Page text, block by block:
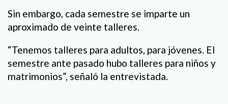
Sin embargo, cada semestre se imparte un
aproximado de veinte talleres.
“Tenemos talleres para adultos, para jóvenes. El
semestre ante pasado hubo talleres para niños y
matrimonios”, señaló la entrevistada.